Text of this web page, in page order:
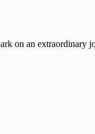
on an extraordinary